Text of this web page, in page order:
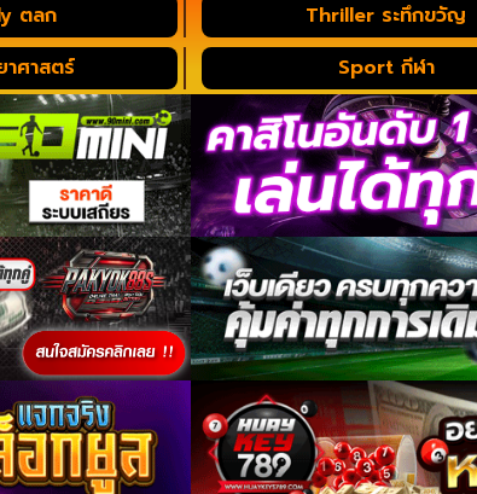
ตลก Thriller ระทึกขวัญ
ศาสตร์ Sport กีฬา